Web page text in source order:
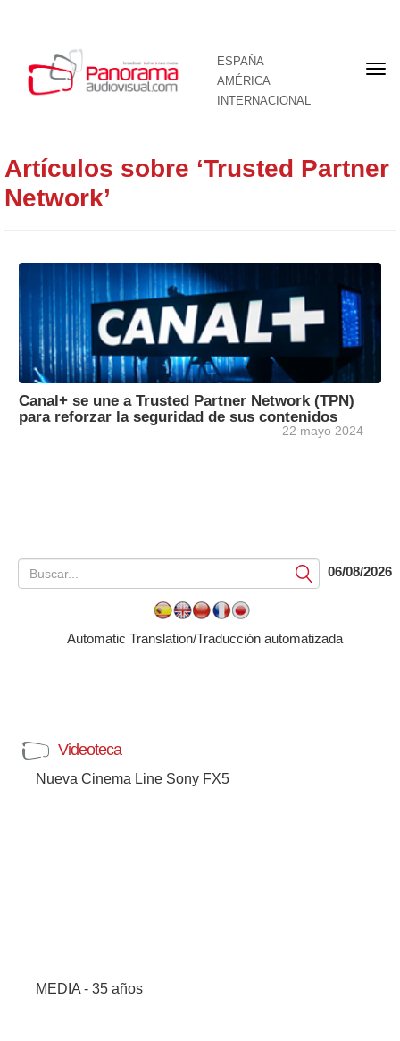
ESPAÑA
AMÉRICA
INTERNACIONAL
Artículos sobre ‘Trusted Partner
Network’
Canal+ se une a Trusted Partner Network (TPN)
para reforzar la seguridad de sus contenidos
22 mayo 2024
Submit06/08/2026
Automatic Translation/Traducción automatizada
Videoteca
Nueva Cinema Line Sony FX5
MEDIA - 35 años